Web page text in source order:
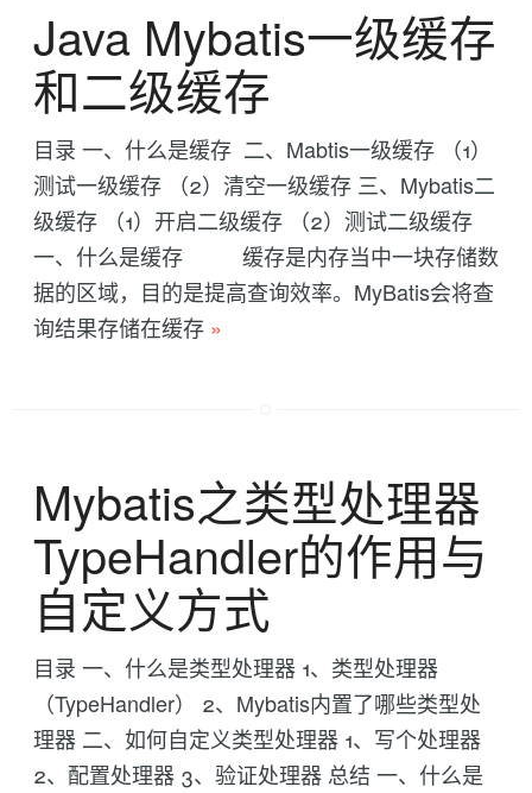
Java Mybatis一级缓存
和二级缓存
目录 一、什么是缓存 二、Mabtis一级缓存 （1）
测试一级缓存 （2）清空一级缓存 三、Mybatis二
级缓存 （1）开启二级缓存 （2）测试二级缓存
一、什么是缓存 缓存是内存当中一块存储数
据的区域，目的是提高查询效率。MyBatis会将查
询结果存储在缓存 »
Mybatis之类型处理器
TypeHandler的作用与
自定义方式
目录 一、什么是类型处理器 1、类型处理器
（TypeHandler） 2、Mybatis内置了哪些类型处
理器 二、如何自定义类型处理器 1、写个处理器
2、配置处理器 3、验证处理器 总结 一、什么是